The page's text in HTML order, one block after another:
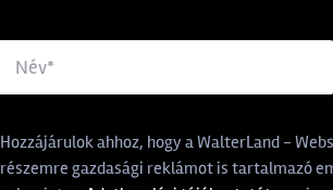
SAVAGE GEAR
SENSAS 7
Hozzájárulok ahhoz, hogy a WalterLand -
részemre gazdasági reklámot is tartalmazó